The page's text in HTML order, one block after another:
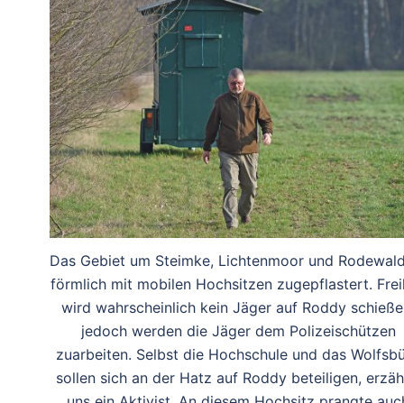
Das Gebiet um Steimke, Lichtenmoor und
förmlich mit mobilen Hochsitzen zugepflastert.
wird wahrscheinlich kein Jäger auf Roddy
jedoch werden die Jäger dem Polizeischützen
zuarbeiten. Selbst die Hochschule und das
sollen sich an der Hatz auf Roddy beteiligen,